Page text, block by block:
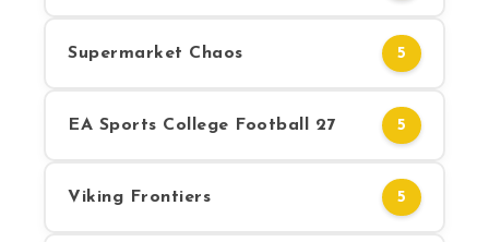
Supermarket Chaos 5
EA Sports College Football 27 5
Viking Frontiers 5